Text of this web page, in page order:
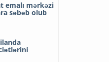
emalı mərkəzi
səbəb olub